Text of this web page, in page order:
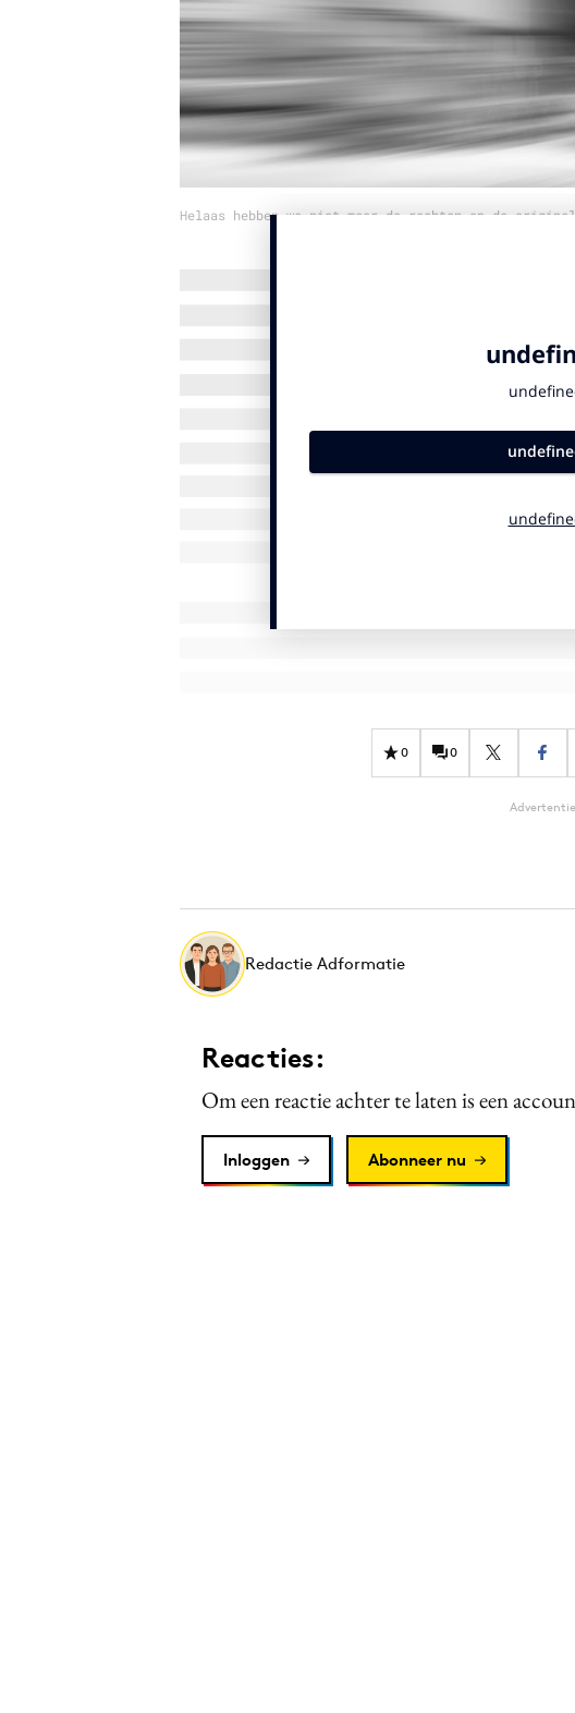
Helaas hebben we niet meer de rechten op de
0 0
Advertentie
Redactie Adformatie
Reacties:
Om een reactie achter te laten is een
Inloggen Abonneer nu